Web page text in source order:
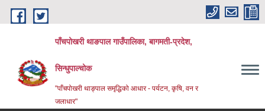
Skip to main content
पाँचपोखरी थाङपाल गाउँपालिका, बागमती-प्रदेश,
सिन्धुपाल्चोक
"पाँचपोखरी थाङ्पाल समृद्धिको आधार - पर्यटन, कृषि, वन र
जलाधार"